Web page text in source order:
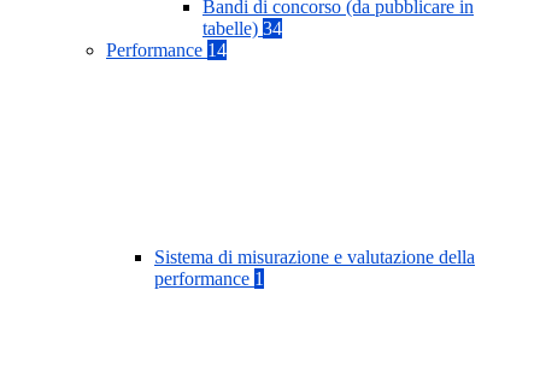
Bandi di concorso (da pubblicare in
tabelle) 34
Performance 14
Sistema di misurazione e valutazione della
performance 1